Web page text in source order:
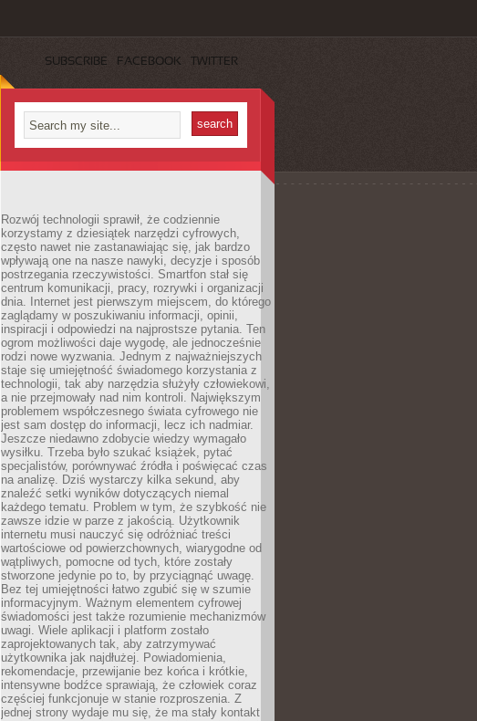
SUBSCRIBE FACEBOOK TWITTER
Rozwój technologii sprawił, że codziennie
korzystamy z dziesiątek narzędzi cyfrowych,
często nawet nie zastanawiając się, jak bardzo
wpływają one na nasze nawyki, decyzje i sposób
postrzegania rzeczywistości. Smartfon stał się
centrum komunikacji, pracy, rozrywki i organizacji
dnia. Internet jest pierwszym miejscem, do którego
zaglądamy w poszukiwaniu informacji, opinii,
inspiracji i odpowiedzi na najprostsze pytania. Ten
ogrom możliwości daje wygodę, ale jednocześnie
rodzi nowe wyzwania. Jednym z najważniejszych
staje się umiejętność świadomego korzystania z
technologii, tak aby narzędzia służyły człowiekowi,
a nie przejmowały nad nim kontroli. Największym
problemem współczesnego świata cyfrowego nie
jest sam dostęp do informacji, lecz ich nadmiar.
Jeszcze niedawno zdobycie wiedzy wymagało
wysiłku. Trzeba było szukać książek, pytać
specjalistów, porównywać źródła i poświęcać czas
na analizę. Dziś wystarczy kilka sekund, aby
znaleźć setki wyników dotyczących niemal
każdego tematu. Problem w tym, że szybkość nie
zawsze idzie w parze z jakością. Użytkownik
internetu musi nauczyć się odróżniać treści
wartościowe od powierzchownych, wiarygodne od
wątpliwych, pomocne od tych, które zostały
stworzone jedynie po to, by przyciągnąć uwagę.
Bez tej umiejętności łatwo zgubić się w szumie
informacyjnym. Ważnym elementem cyfrowej
świadomości jest także rozumienie mechanizmów
uwagi. Wiele aplikacji i platform zostało
zaprojektowanych tak, aby zatrzymywać
użytkownika jak najdłużej. Powiadomienia,
rekomendacje, przewijanie bez końca i krótkie,
intensywne bodźce sprawiają, że człowiek coraz
częściej funkcjonuje w stanie rozproszenia. Z
jednej strony wydaje mu się, że ma stały kontakt